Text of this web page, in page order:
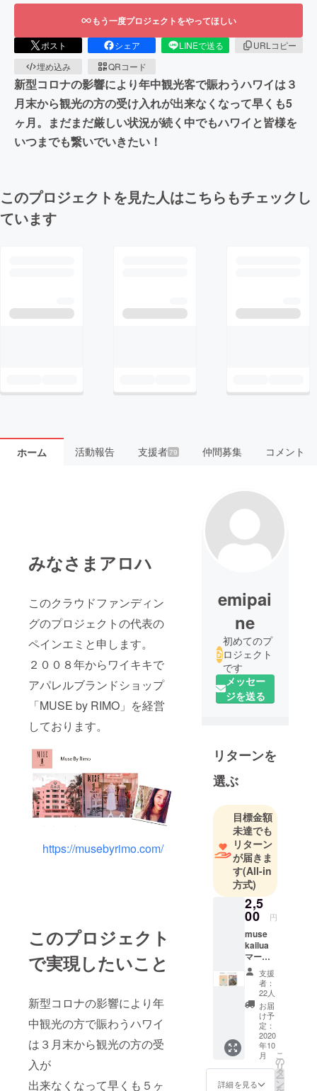
もう一度プロジェクトをやってほしい
ポスト シェア LINEで送る
URLコピー
埋め込み
QRコード
新型コロナの影響により年中観光客で賑わうハワイは３
月末から観光の方の受け入れが出来なくなって早くも5
ヶ月。まだまだ厳しい状況が続く中でもハワイと皆様を
いつまでも繋いでいきたい！
このプロジェクトを見た人はこちらもチェックし
ています
ホーム 活動報告 支援者79 仲間募集 コメント
みなさまアロハ
このクラウドファンディン
グのプロジェクトの代表の
ペインエミと申します。
２００８年からワイキキで
アパレルブランドショップ
「MUSE by RIMO」を経営
しております。
https://musebyrimo.com/
このプロジェクト
で実現したいこと
新型コロナの影響により年
中観光の方で賑わうハワイ
は３月末から観光の方の受
入が
出来なくなって早くも５ヶ
emipai
ne
初めてのプ
ロジェクト
です
メッセー
ジを送る
リターンを
選ぶ
目標金額
未達でも
リターン
が届きま
す(All-in
方式)
2,5
00 円
muse
kailua
マーメ
イドス
クエア
ボトル
サイズ:
横8cmx
15cmx
幅4cm
量:380
ml 耐
支援
者：
22人
お届
け予
定：
2020
年10
月
詳細を見る
こ
の
リ
タ
ー
ン